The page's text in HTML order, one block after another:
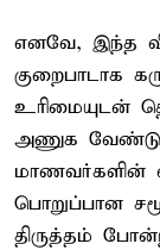
எனவே, இந்த
குறைபாடாக
உரிமையுடன்
அணுக
மாணவர்களின்
பொறுப்பான
திருத்தம்